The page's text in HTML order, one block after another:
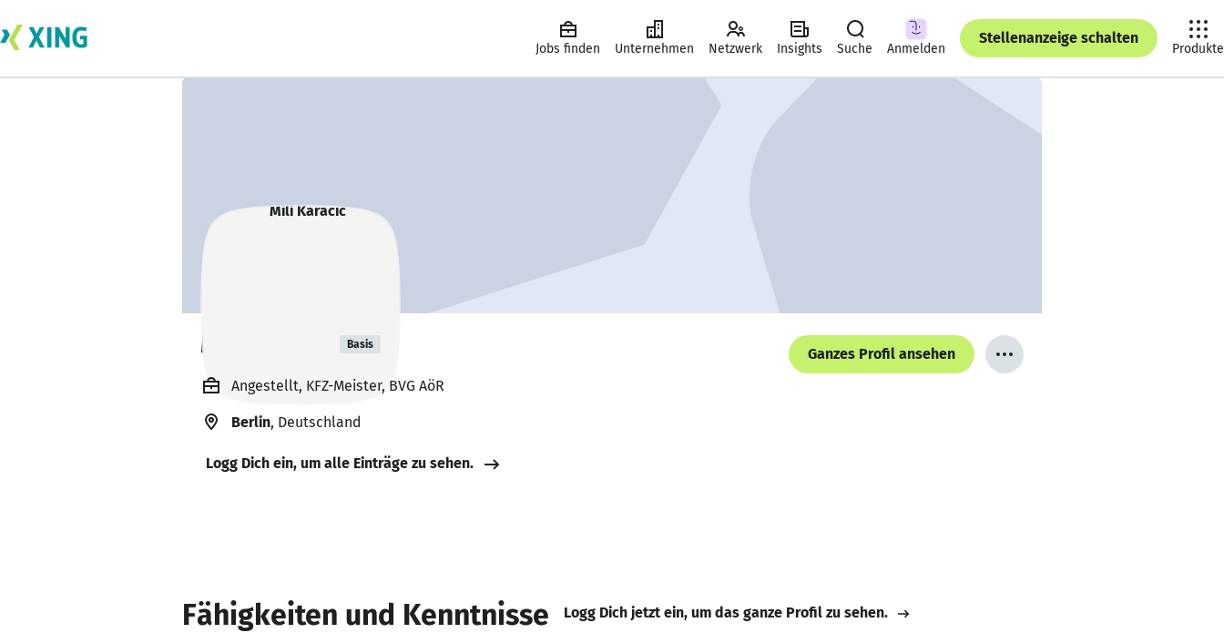
Jobs finden Unternehmen Netzwerk Insights Suche Anmelden
Stellenanzeige schalten
Produkte
Mili Karacic Basis
Ganzes Profil ansehen
Angestellt, KFZ-Meister, BVG AöR
Berlin, Deutschland
Logg Dich ein, um alle Einträge zu sehen.
Fähigkeiten und Kenntnisse Logg Dich jetzt ein, um das ganze Profil zu sehen.